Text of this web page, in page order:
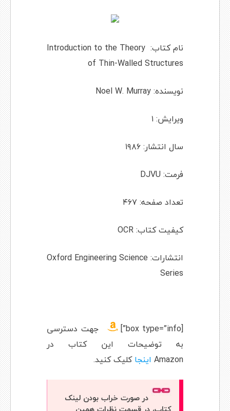
نام کتاب: Introduction to the Theory
of Thin-Walled Structures
نویسنده: Noel W. Murray
ویرایش: ۱
سال انتشار: ۱۹۸۶
فرمت: DJVU
تعداد صفحه: ۴۶۷
کیفیت کتاب: OCR
انتشارات: Oxford Engineering Science
Series
[box type=”info”]
جهت دسترسی
به توضیحات این کتاب در
Amazon اینجاکلیک کنید.
در صورت خراب بودن لینک